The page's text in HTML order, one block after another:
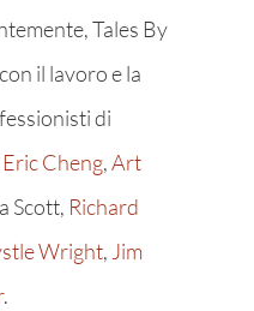
Tales By
il lavoro e la
di
Eric Cheng,Art
Scott, Richard
Wright,Jim
.